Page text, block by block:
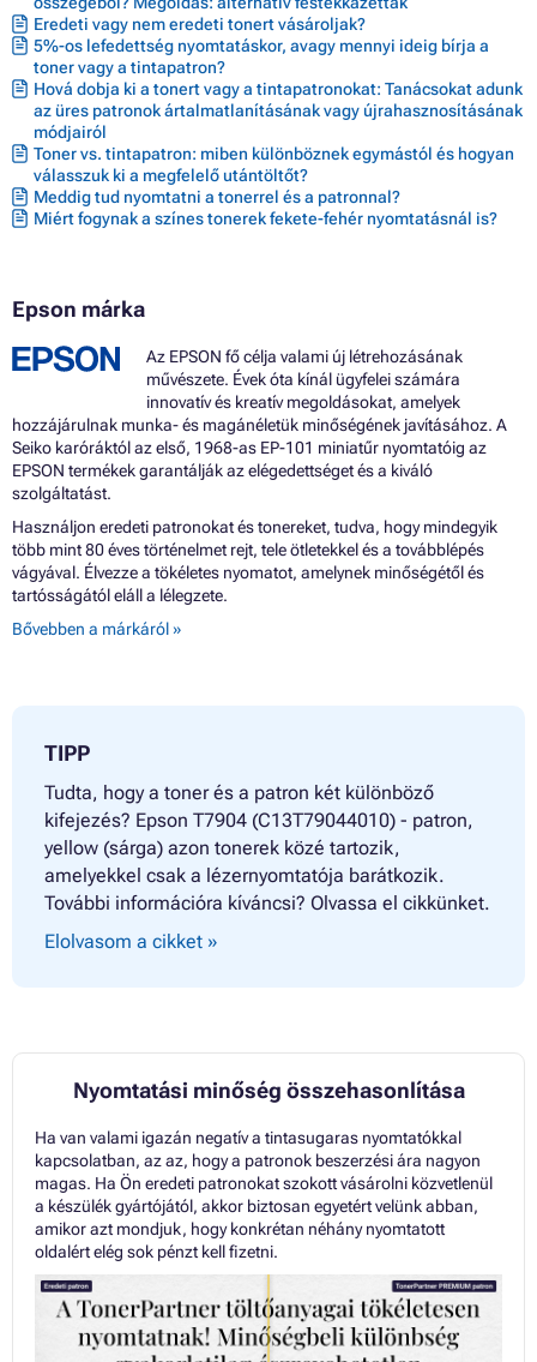
Eredeti vagy nem eredeti tonert vásároljak?
5%-os lefedettség nyomtatáskor, avagy mennyi ideig bírja a
toner vagy a tintapatron?
Hová dobja ki a tonert vagy a tintapatronokat: Tanácsokat adunk
az üres patronok ártalmatlanításának vagy újrahasznosításának
módjairól
Toner vs. tintapatron: miben különböznek egymástól és hogyan
válasszuk ki a megfelelő utántöltőt?
Meddig tud nyomtatni a tonerrel és a patronnal?
Miért fogynak a színes tonerek fekete-fehér nyomtatásnál is?
Epson márka
Az EPSON fő célja valami új létrehozásának
művészete. Évek óta kínál ügyfelei számára
innovatív és kreatív megoldásokat, amelyek
hozzájárulnak munka- és magánéletük minőségének javításához. A
Seiko karóráktól az első, 1968-as EP-101 miniatűr nyomtatóig az
EPSON termékek garantálják az elégedettséget és a kiváló
szolgáltatást.
Használjon eredeti patronokat és tonereket, tudva, hogy mindegyik
több mint 80 éves történelmet rejt, tele ötletekkel és a továbblépés
vágyával. Élvezze a tökéletes nyomatot, amelynek minőségétől és
tartósságától eláll a lélegzete.
Bővebben a márkáról »
TIPP
Tudta, hogy a toner és a patron két különböző
kifejezés? Epson T7904 (C13T79044010) - patron,
yellow (sárga) azon tonerek közé tartozik,
amelyekkel csak a lézernyomtatója barátkozik.
További információra kíváncsi? Olvassa el cikkünket.
Elolvasom a cikket »
Nyomtatási minőség összehasonlítása
Ha van valami igazán negatív a tintasugaras nyomtatókkal
kapcsolatban, az az, hogy a patronok beszerzési ára nagyon
magas. Ha Ön eredeti patronokat szokott vásárolni közvetlenül
a készülék gyártójától, akkor biztosan egyetért velünk abban,
amikor azt mondjuk, hogy konkrétan néhány nyomtatott
oldalért elég sok pénzt kell fizetni.